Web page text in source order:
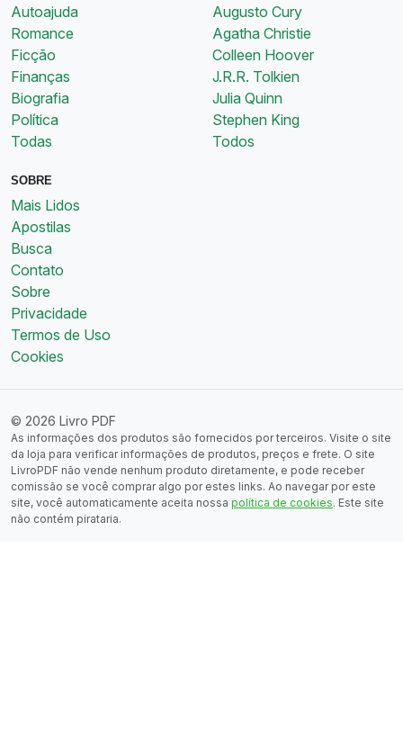
Autoajuda
Romance
Ficção
Finanças
Biografia
Política
Todas
Augusto Cury
Agatha Christie
Colleen Hoover
J.R.R. Tolkien
Julia Quinn
Stephen King
Todos
SOBRE
Mais Lidos
Apostilas
Busca
Contato
Sobre
Privacidade
Termos de Uso
Cookies
© 2026 Livro PDF
As informações dos produtos são fornecidos por terceiros. Visite o site
da loja para verificar informações de produtos, preços e frete. O site
LivroPDF não vende nenhum produto diretamente, e pode receber
comissão se você comprar algo por estes links. Ao navegar por este
site, você automaticamente aceita nossa política de cookies. Este site
não contém pirataria.